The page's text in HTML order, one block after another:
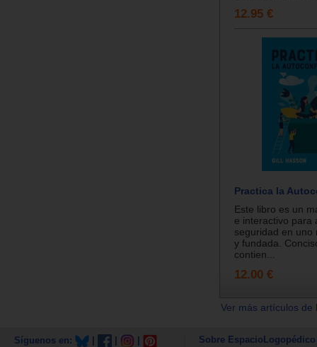
12.95 €
Practica la
Este libro es un
e interactivo para
seguridad en uno
y fundada.
contien...
12.00 €
Ver más artículos
Síguenos en: Sobre EspacioLogopédico